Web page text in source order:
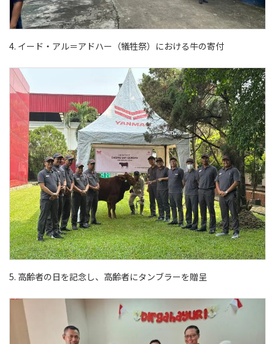
4. イード・アル＝アドハー（犠牲祭）における牛の寄付
5. 高齢者の日を記念し、高齢者にタンブラーを贈呈